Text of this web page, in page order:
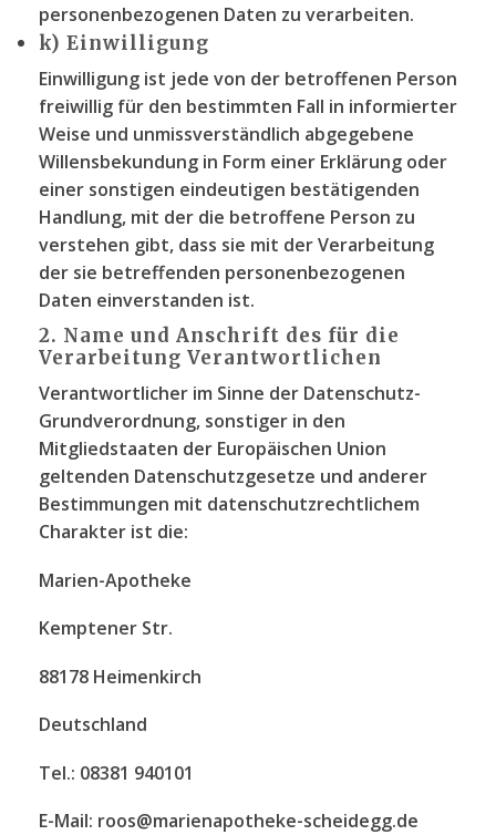
personenbezogenen Daten zu verarbeiten.
k) Einwilligung
Einwilligung ist jede von der betroffenen Person
freiwillig für den bestimmten Fall in informierter
Weise und unmissverständlich abgegebene
Willensbekundung in Form einer Erklärung oder
einer sonstigen eindeutigen bestätigenden
Handlung, mit der die betroffene Person zu
verstehen gibt, dass sie mit der Verarbeitung
der sie betreffenden personenbezogenen
Daten einverstanden ist.
2. Name und Anschrift des für die
Verarbeitung Verantwortlichen
Verantwortlicher im Sinne der Datenschutz-
Grundverordnung, sonstiger in den
Mitgliedstaaten der Europäischen Union
geltenden Datenschutzgesetze und anderer
Bestimmungen mit datenschutzrechtlichem
Charakter ist die:
Marien-Apotheke
Kemptener Str.
88178 Heimenkirch
Deutschland
Tel.: 08381 940101
E-Mail: roos@marienapotheke-scheidegg.de